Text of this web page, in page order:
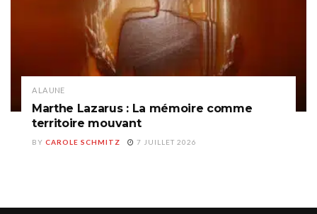
A LA UNE
Marthe Lazarus : La mémoire comme
territoire mouvant
BY CAROLE SCHMITZ 7 JUILLET 2026